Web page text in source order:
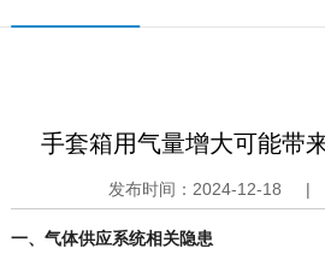
手套箱用气量增大可能带
发布时间： 2024-12-18 |
一、气体供应系统相关隐患